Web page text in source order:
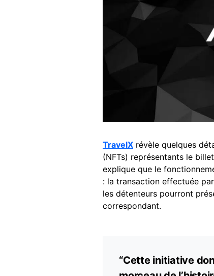
TravelX révèle quelques
(NFTs) représentants le
explique que le
: la transaction effectuée
les détenteurs pourront
correspondant.
“Cette initiative